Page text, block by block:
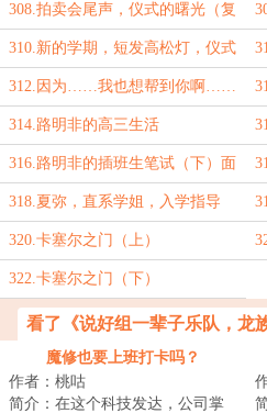
308.拍卖会尾声，仪式的曙光（复
更）
310.新的学期，短发高松灯，仪式
完成
312.因为……我也想帮到你啊……
314.路明非的高三生活
316.路明非的插班生笔试（下）面
试（上）
318.夏弥，直系学姐，入学指导
320.卡塞尔之门（上）
322.卡塞尔之门（下）
看了《说好组一辈子乐队，龙
魔修也要上班打卡吗？
作者：桃咕
简介：在这个科技发达，公司掌